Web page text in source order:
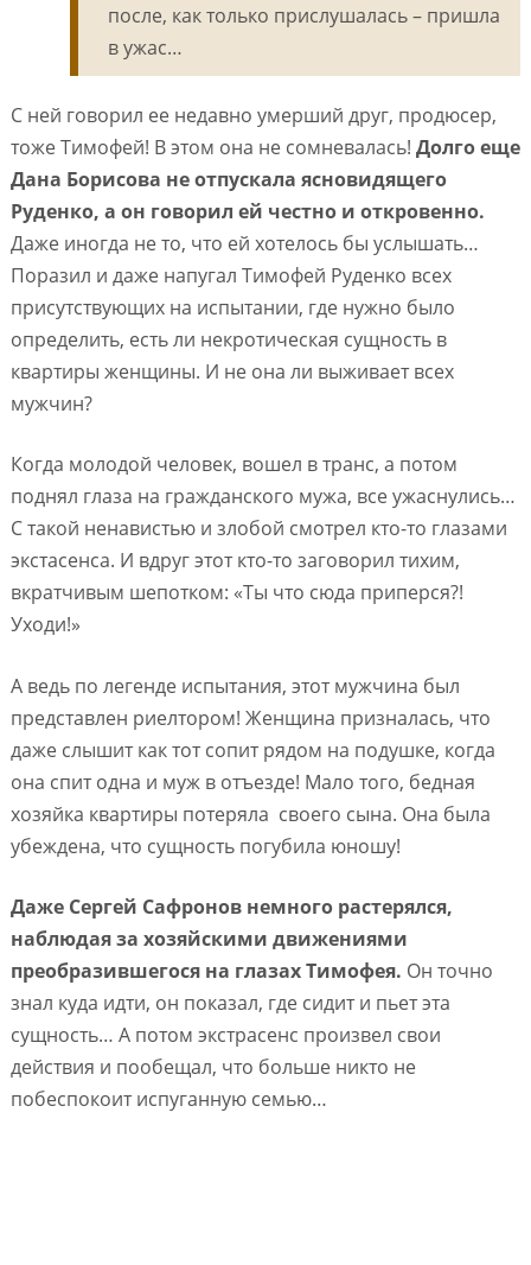
после, как только прислушалась – пришла
в ужас…
С ней говорил ее недавно умерший друг, продюсер,
тоже Тимофей! В этом она не сомневалась! Долго еще
Дана Борисова не отпускала ясновидящего
Руденко, а он говорил ей честно и откровенно.
Даже иногда не то, что ей хотелось бы услышать…
Поразил и даже напугал Тимофей Руденко всех
присутствующих на испытании, где нужно было
определить, есть ли некротическая сущность в
квартиры женщины. И не она ли выживает всех
мужчин?
Когда молодой человек, вошел в транс, а потом
поднял глаза на гражданского мужа, все ужаснулись…
С такой ненавистью и злобой смотрел кто-то глазами
экстасенса. И вдруг этот кто-то заговорил тихим,
вкратчивым шепотком: «Ты что сюда приперся?!
Уходи!»
А ведь по легенде испытания, этот мужчина был
представлен риелтором! Женщина призналась, что
даже слышит как тот сопит рядом на подушке, когда
она спит одна и муж в отъезде! Мало того, бедная
хозяйка квартиры потеряла своего сына. Она была
убеждена, что сущность погубила юношу!
Даже Сергей Сафронов немного растерялся,
наблюдая за хозяйскими движениями
преобразившегося на глазах Тимофея. Он точно
знал куда идти, он показал, где сидит и пьет эта
сущность… А потом экстрасенс произвел свои
действия и пообещал, что больше никто не
побеспокоит испуганную семью…